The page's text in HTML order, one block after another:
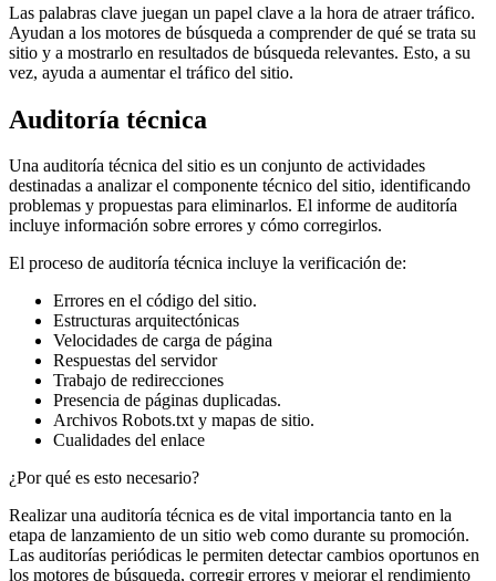
Las palabras clave juegan un papel clave a la hora de atraer tráfico.
Ayudan a los motores de búsqueda a comprender de qué se trata su
sitio y a mostrarlo en resultados de búsqueda relevantes. Esto, a su
vez, ayuda a aumentar el tráfico del sitio.
Auditoría técnica
Una auditoría técnica del sitio es un conjunto de actividades
destinadas a analizar el componente técnico del sitio, identificando
problemas y propuestas para eliminarlos. El informe de auditoría
incluye información sobre errores y cómo corregirlos.
El proceso de auditoría técnica incluye la verificación de:
Errores en el código del sitio.
Estructuras arquitectónicas
Velocidades de carga de página
Respuestas del servidor
Trabajo de redirecciones
Presencia de páginas duplicadas.
Archivos Robots.txt y mapas de sitio.
Cualidades del enlace
¿Por qué es esto necesario?
Realizar una auditoría técnica es de vital importancia tanto en la
etapa de lanzamiento de un sitio web como durante su promoción.
Las auditorías periódicas le permiten detectar cambios oportunos en
los motores de búsqueda, corregir errores y mejorar el rendimiento